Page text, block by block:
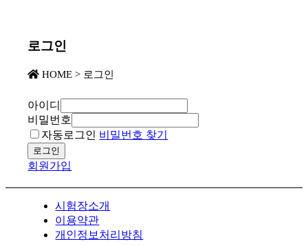
로그인
HOME > 로그인
아이디
비밀번호
자동로그인 비밀번호 찾기
로그인
회원가입
시험장소개
이용약관
개인정보처리방침